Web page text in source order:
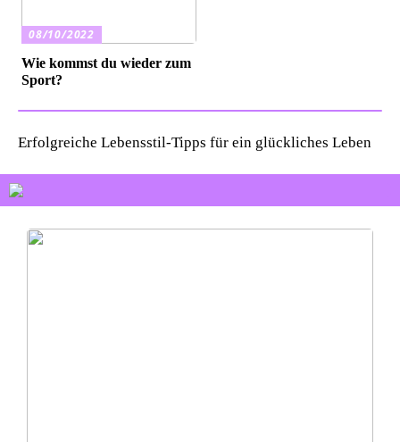
08/10/2022
Wie kommst du wieder zum
Sport?
Erfolgreiche Lebensstil-Tipps für ein glückliches Leben